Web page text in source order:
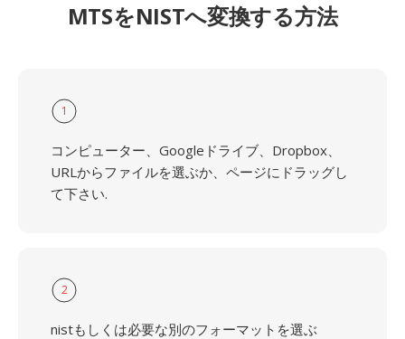
MTSをNISTへ変換する方法
1
コンピューター、Googleドライブ、Dropbox、
URLからファイルを選ぶか、ページにドラッグし
て下さい.
2
nistもしくは必要な別のフォーマットを選ぶ